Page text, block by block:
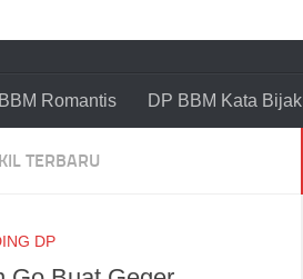
Romantis DP BBM Kata Bijak
TERBARU
DP